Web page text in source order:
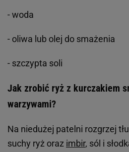
- woda
- oliwa lub olej do smażenia
- szczypta soli
Jak zrobić ryż z kurczakiem
warzywami?
Na niedużej patelni rozgrzej
suchy ryż oraz imbir, sól i